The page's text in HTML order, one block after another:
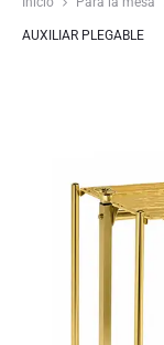
AUXILIAR PLEGABLE